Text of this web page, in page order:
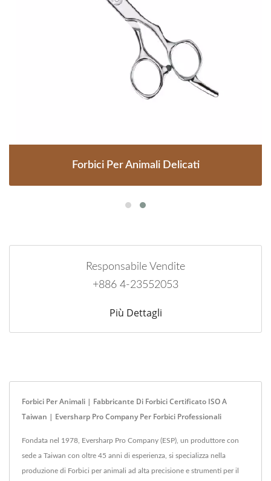
Forbici Per Animali Delicati
Responsabile Vendite
+886 4-23552053
Più Dettagli
Forbici Per Animali | Fabbricante Di Forbici Certificato ISO A
Taiwan | Eversharp Pro Company Per Forbici Professionali
Fondata nel 1978, Eversharp Pro Company (ESP), un produttore con
sede a Taiwan con oltre 45 anni di esperienza, si specializza nella
produzione di Forbici per animali ad alta precisione e strumenti per il